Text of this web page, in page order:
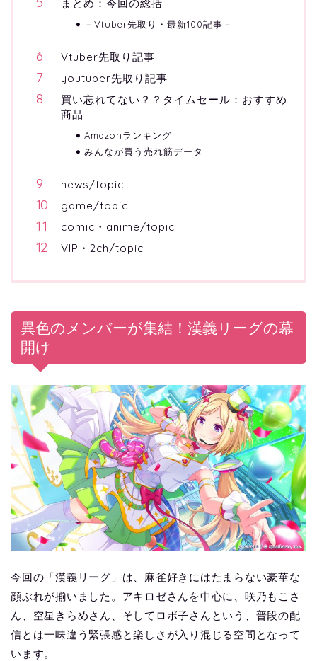
まとめ：今回の総括
－Vtuber先取り・最新100記事－
Vtuber先取り記事
youtuber先取り記事
買い忘れてない？？タイムセール：おすすめ
商品
Amazonランキング
みんなが買う売れ筋データ
news/topic
game/topic
comic・anime/topic
VIP・2ch/topic
異色のメンバーが集結！漢義リーグの幕
開け
今回の「漢義リーグ」は、麻雀好きにはたまらない豪華な
顔ぶれが揃いました。アキロゼさんを中心に、咲乃もこさ
ん、空星きらめさん、そしてロボ子さんという、普段の配
信とは一味違う緊張感と楽しさが入り混じる空間となって
います。